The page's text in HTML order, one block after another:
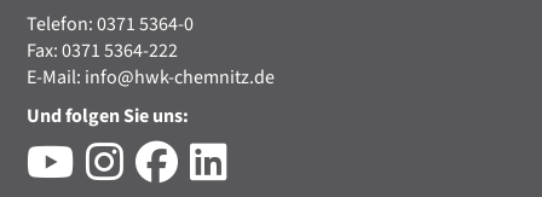
Telefon: 0371 5364-0
Fax: 0371 5364-222
E-Mail: info@hwk-chemnitz.de
Und folgen Sie uns: